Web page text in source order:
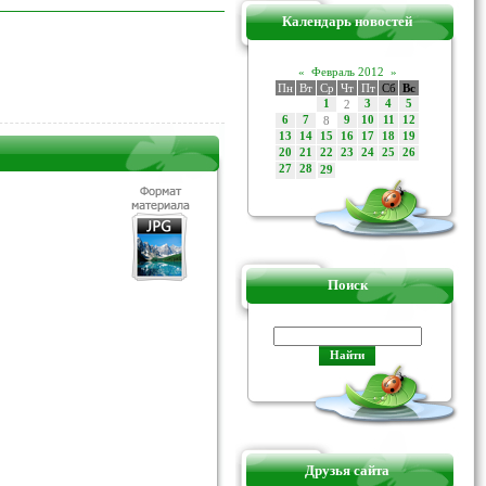
Календарь новостей
« Февраль 2012 »
Пн Вт Ср Чт Пт Сб Вс
1 2 3 4
5
6
7 8 9 10 11
12
13
14 15 16 17 18
19
20
21 22 23 24 25
26
27
28 29
Поиск
Друзья сайта